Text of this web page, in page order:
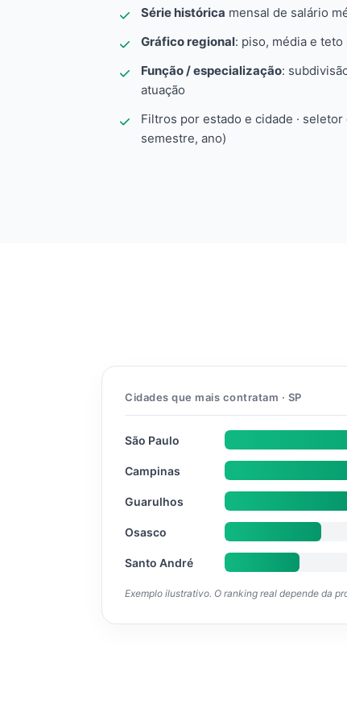
Série histórica mensal de salário
Gráfico regional: piso, média e
Função / especialização:
atuação
Filtros por estado e cidade ·
semestre, ano)
Cidades que mais contratam · SP
São Paulo
Campinas
Guarulhos
Osasco
Santo André
Exemplo ilustrativo. O ranking real depende da